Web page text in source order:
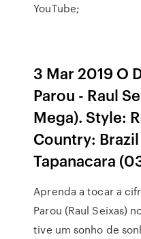
YouTube;
3 Mar 2019 O
Parou - Raul
Mega). Style:
Country:
Tapanacara
Aprenda a tocar a
Parou (Raul Seixas)
tive um sonho de